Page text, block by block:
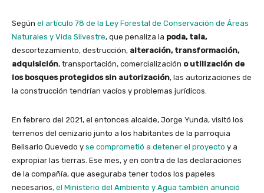
Según el artículo 78 de la Ley Forestal de Conservación de Áreas
Naturales y Vida Silvestre, que penaliza la poda, tala,
descortezamiento, destrucción, alteración, transformación,
adquisición, transportación, comercialización o utilización de
los bosques protegidos sin autorización, las autorizaciones de
la construcción tendrían vacíos y problemas jurídicos.
En febrero del 2021, el entonces alcalde, Jorge Yunda, visitó los
terrenos del cenizario junto a los habitantes de la parroquia
Belisario Quevedo y se comprometió a detener el proyecto y a
expropiar las tierras. Ese mes, y en contra de las declaraciones
de la compañía, que aseguraba tener todos los papeles
necesarios, el Ministerio del Ambiente y Agua también anunció